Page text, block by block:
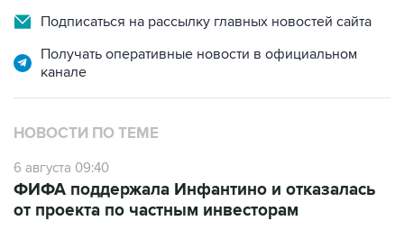
Подписаться на рассылку главных новостей сайта
Получать оперативные новости в официальном
канале
НОВОСТИ ПО ТЕМЕ
6 августа 09:40
ФИФА поддержала Инфантино и отказалась
от проекта по частным инвесторам